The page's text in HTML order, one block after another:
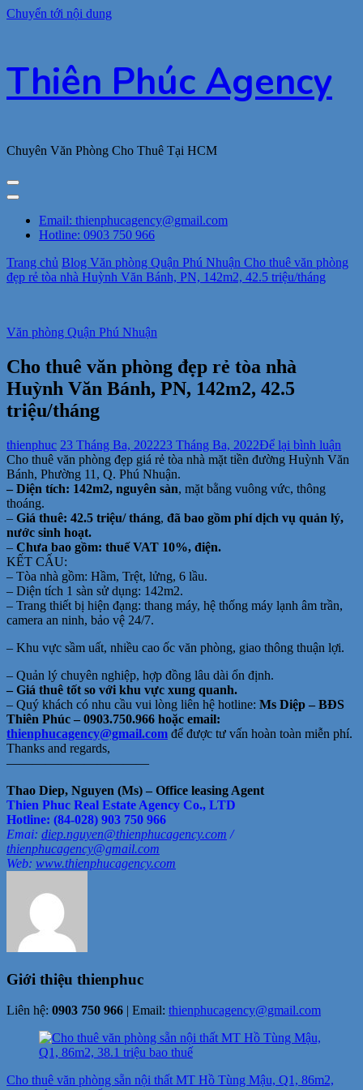
Chuyển tới nội dung
Thiên Phúc Agency
Chuyên Văn Phòng Cho Thuê Tại HCM
Email: thienphucagency@gmail.com
Hotline: 0903 750 966
Trang chủ Blog Văn phòng Quận Phú Nhuận Cho thuê văn phòng
đẹp rẻ tòa nhà Huỳnh Văn Bánh, PN, 142m2, 42.5 triệu/tháng
Văn phòng Quận Phú Nhuận
Cho thuê văn phòng đẹp rẻ tòa nhà
Huỳnh Văn Bánh, PN, 142m2, 42.5
triệu/tháng
thienphuc 23 Tháng Ba, 202223 Tháng Ba, 2022Để lại bình luận
Cho
đẹp
42.5
Cho thuê văn phòng đẹp giá rẻ tòa nhà mặt tiền đường Huỳnh Văn
Bánh, Phường 11, Q. Phú Nhuận.
– Diện tích: 142m2, nguyên sàn, mặt bằng vuông vức, thông
thoáng.
– Giá thuê: 42.5 triệu/ tháng, đã bao gồm phí dịch vụ quản lý,
nước sinh hoạt.
– Chưa bao gồm: thuế VAT 10%, điện.
KẾT CẤU:
– Tòa nhà gồm: Hầm, Trệt, lửng, 6 lầu.
– Diện tích 1 sàn sử dụng: 142m2.
– Trang thiết bị hiện đạng: thang máy, hệ thống máy lạnh âm trần,
camera an ninh, bảo vệ 24/7.
– Khu vực sầm uất, nhiều cao ốc văn phòng, giao thông thuận lợi.
– Quản lý chuyên nghiệp, hợp đồng lâu dài ổn định.
– Giá thuê tốt so với khu vực xung quanh.
– Quý khách có nhu cầu vui lòng liên hệ hotline: Ms Diệp – BĐS
Thiên Phúc – 0903.750.966 hoặc email:
thienphucagency@gmail.com để được tư vấn hoàn toàn miễn phí.
Thanks and regards,
———————————
Thao Diep, Nguyen (Ms) – Office leasing Agent
Thien Phuc Real Estate Agency Co., LTD
Hotline: (84-028) 903 750 966
Emai: diep.nguyen@thienphucagency.com /
thienphucagency@gmail.com
Web: www.thienphucagency.com
Giới thiệu thienphuc
Liên hệ: 0903 750 966 | Email: thienphucagency@gmail.com
Điều
hướng
bài
Cho thuê văn phòng sẵn nội thất MT Hồ Tùng Mậu, Q1, 86m2,